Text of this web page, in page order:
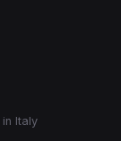
in Italy